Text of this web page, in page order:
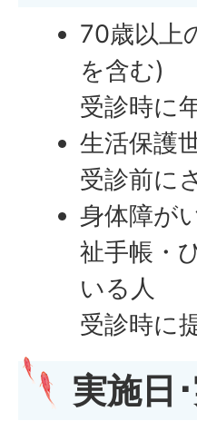
70歳以上
を含む)
受診時に
生活保護
受診前に
身体障が
祉手帳・
いる人
受診時に
実施日